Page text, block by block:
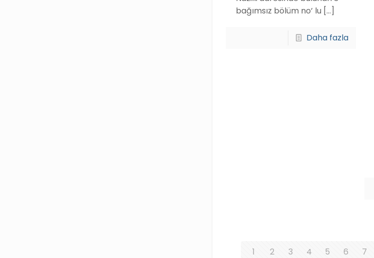
bağımsız bölüm no’ lu […]
Daha fazla
1 2 3 4 5 6 7